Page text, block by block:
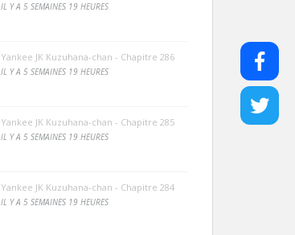
IL Y A 5 SEMAINES 19 HEURES
Yankee JK Kuzuhana-chan - Chapitre 286
IL Y A 5 SEMAINES 19 HEURES
Yankee JK Kuzuhana-chan - Chapitre 285
IL Y A 5 SEMAINES 19 HEURES
Yankee JK Kuzuhana-chan - Chapitre 284
IL Y A 5 SEMAINES 19 HEURES